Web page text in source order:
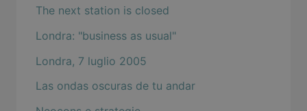
The next station is closed
Londra: "business as usual"
Londra, 7 luglio 2005
Las ondas oscuras de tu andar